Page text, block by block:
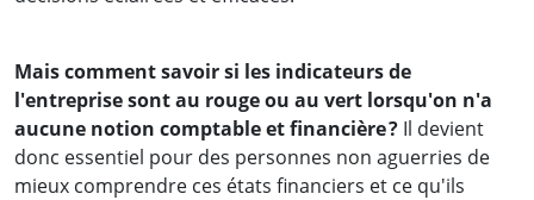
Mais comment savoir si les indicateurs de
l'entreprise sont au rouge ou au vert lorsqu'on n'a
aucune notion comptable et financière? Il devient
donc essentiel pour des personnes non aguerries de
mieux comprendre ces états financiers et ce qu'ils